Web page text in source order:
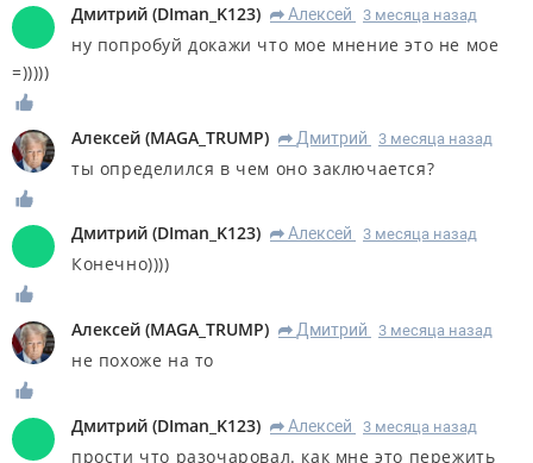
Дмитрий (DIman_K123) R Алексей 3 месяца назад
ну попробуй докажи что мое мнение это не мое
=)))))
Алексей (MAGA_TRUMP) R Дмитрий 3 месяца назад
ты определился в чем оно заключается?
Дмитрий (DIman_K123) R Алексей 3 месяца назад
Конечно))))
Алексей (MAGA_TRUMP) R Дмитрий 3 месяца назад
не похоже на то
Дмитрий (DIman_K123) R Алексей 3 месяца назад
прости что разочаровал. как мне это пережить